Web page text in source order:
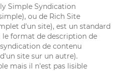
Simple Syndication
ou de Rich Site
d'un site), est un standard
le format de description de
de contenu
site sur un autre).
mais il n'est pas lisible